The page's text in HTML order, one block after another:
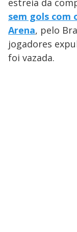
estreia da
sem gols com
Arena, pelo
jogadores
foi vazada.